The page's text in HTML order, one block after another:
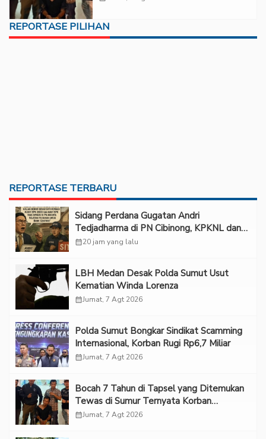
REPORTASE PILIHAN
REPORTASE TERBARU
Sidang Perdana Gugatan Andri
Tedjadharma di PN Cibinong, KPKNL dan
PUPN Mangkir
calendar_month20 jam yang lalu
LBH Medan Desak Polda Sumut Usut
Kematian Winda Lorenza
calendar_monthJumat, 7 Agt 2026
Polda Sumut Bongkar Sindikat Scamming
Internasional, Korban Rugi Rp6,7 Miliar
calendar_monthJumat, 7 Agt 2026
Bocah 7 Tahun di Tapsel yang Ditemukan
Tewas di Sumur Ternyata Korban
Kekerasan Seksual
calendar_monthJumat, 7 Agt 2026